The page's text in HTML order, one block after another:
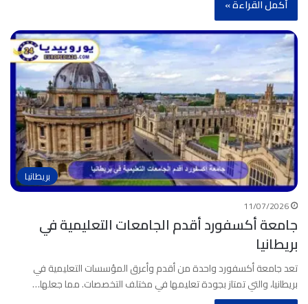
أكمل القراءة »
بريطانيا
11/07/2026
جامعة أكسفورد أقدم الجامعات التعليمية في
بريطانيا
تعد جامعة أكسفورد واحدة من أقدم وأعرق المؤسسات التعليمية في
بريطانيا، والتي تمتاز بجودة تعليمها في مختلف التخصصات. مما جعلها…